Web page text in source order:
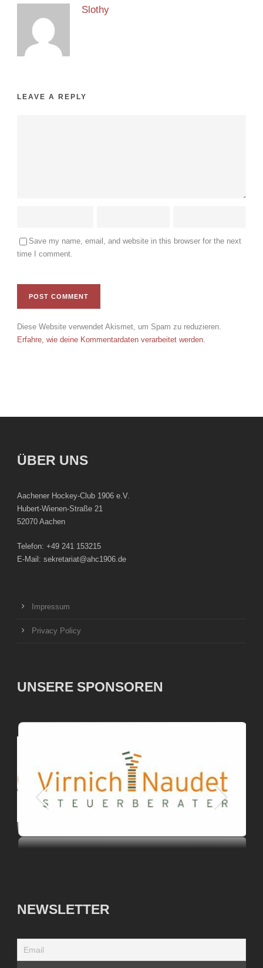
Slothy
LEAVE A REPLY
Save my name, email, and website in this browser for the next
time I comment.
Diese Website verwendet Akismet, um Spam zu reduzieren.
Erfahre, wie deine Kommentardaten verarbeitet werden.
ÜBER UNS
Aachener Hockey-Club 1906 e.V.
Hubert-Wienen-Straße 21
52070 Aachen
Telefon: +49 241 153215
E-Mail: sekretariat@ahc1906.de
Impressum
Privacy Policy
UNSERE SPONSOREN
NEWSLETTER